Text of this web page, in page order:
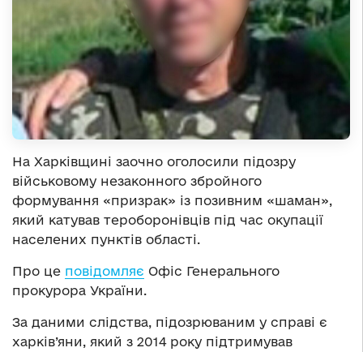
На Харківщині заочно оголосили підозру
військовому незаконного збройного
формування «призрак» із позивним «шаман»,
який катував тероборонівців під час окупації
населених пунктів області.
Про це повідомляє Офіс Генерального
прокурора України.
За даними слідства, підозрюваним у справі є
харків’яни, який з 2014 року підтримував